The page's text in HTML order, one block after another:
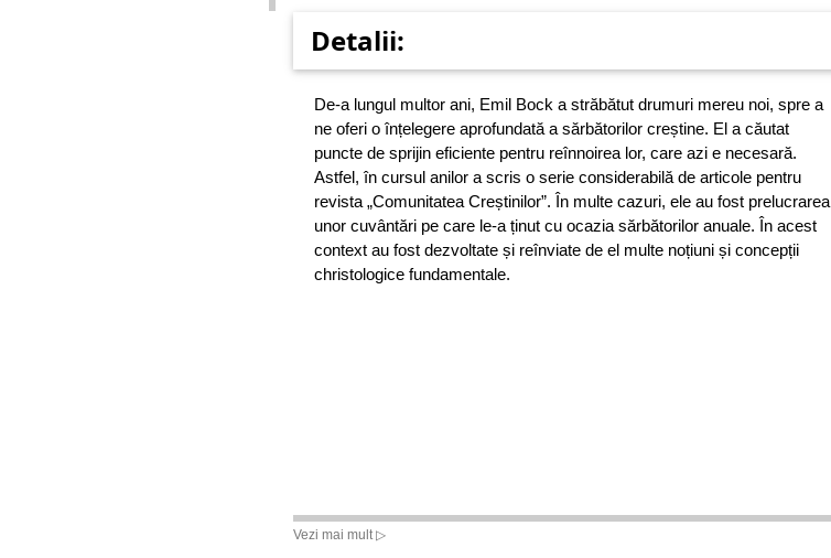
Detalii:
De-a lungul multor ani, Emil Bock a străbătut drumuri mereu noi, spre a
ne oferi o înțelegere aprofundată a sărbătorilor creștine. El a căutat
puncte de sprijin eficiente pentru reînnoirea lor, care azi e necesară.
Astfel, în cursul anilor a scris o serie considerabilă de articole pentru
revista „Comunitatea Creștinilor”. În multe cazuri, ele au fost prelucrarea
unor cuvântări pe care le-a ținut cu ocazia sărbătorilor anuale. În acest
context au fost dezvoltate și reînviate de el multe noțiuni și concepții
christologice fundamentale.
Vezi mai mult ▷